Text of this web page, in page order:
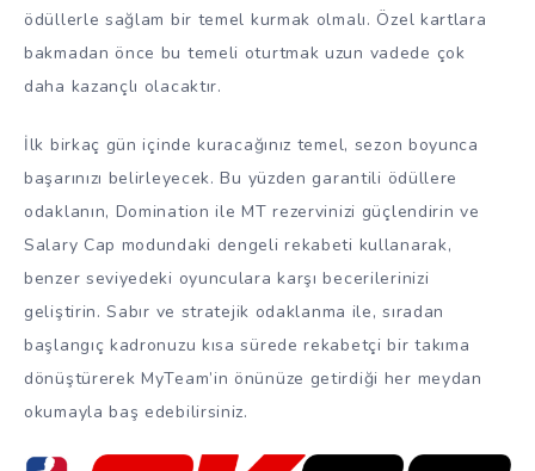
ödüllerle sağlam bir temel kurmak olmalı. Özel kartlara
bakmadan önce bu temeli oturtmak uzun vadede çok
daha kazançlı olacaktır.
İlk birkaç gün içinde kuracağınız temel, sezon boyunca
başarınızı belirleyecek. Bu yüzden garantili ödüllere
odaklanın, Domination ile MT rezervinizi güçlendirin ve
Salary Cap modundaki dengeli rekabeti kullanarak,
benzer seviyedeki oyunculara karşı becerilerinizi
geliştirin. Sabır ve stratejik odaklanma ile, sıradan
başlangıç kadronuzu kısa sürede rekabetçi bir takıma
dönüştürerek MyTeam’in önünüze getirdiği her meydan
okumayla baş edebilirsiniz.